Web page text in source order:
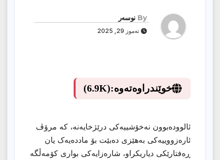
By نوسەر
تەموز 29, 2025
خوێندراوەتەوە:(6.9K)
ئالوودەبوون نەخۆشییەکی درێژخایەنە، کە مرۆڤ
ئارەزووییەکی بەهێزی دەبێت بۆ ماددەیەک یان
ڕەفتارێکی دیاریکراو، شارەزایەکی بواری کۆمەڵگە